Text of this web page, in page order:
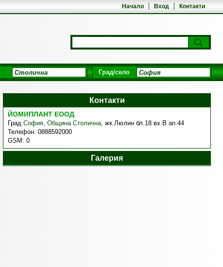
Начало Вход Контакти
Град/село
Контакти
ЙОМИПЛАНТ ЕООД
Град София, Община Столична, жк.Люлин бл.18 вх.В ап.44
Телефон: 0888592000
GSM: 0
Галерия